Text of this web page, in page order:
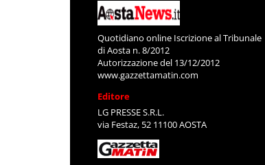
Quotidiano online Iscrizione al Tribunale
di Aosta n. 8/2012
Autorizzazione del 13/12/2012
www.gazzettamatin.com
Editore
LG PRESSE S.R.L.
via Festaz, 52 11100 AOSTA